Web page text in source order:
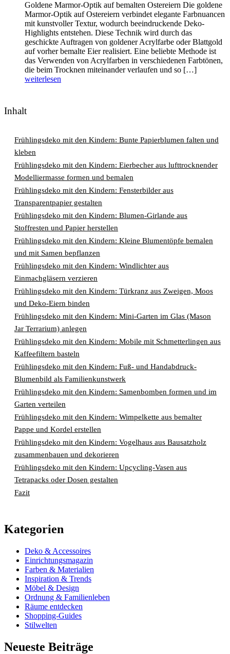
Goldene Marmor-Optik auf bemalten Ostereiern Die goldene
Marmor-Optik auf Ostereiern verbindet elegante Farbnuancen
mit kunstvoller Textur, wodurch beeindruckende Deko-
Highlights entstehen. Diese Technik wird durch das
geschickte Auftragen von goldener Acrylfarbe oder Blattgold
auf vorher bemalte Eier realisiert. Eine beliebte Methode ist
das Verwenden von Acrylfarben in verschiedenen Farbtönen,
die beim Trocknen miteinander verlaufen und so […]
weiterlesen
Inhalt
Frühlingsdeko mit den Kindern: Bunte Papierblumen falten und
kleben
Frühlingsdeko mit den Kindern: Eierbecher aus lufttrocknender
Modelliermasse formen und bemalen
Frühlingsdeko mit den Kindern: Fensterbilder aus
Transparentpapier gestalten
Frühlingsdeko mit den Kindern: Blumen-Girlande aus
Stoffresten und Papier herstellen
Frühlingsdeko mit den Kindern: Kleine Blumentöpfe bemalen
und mit Samen bepflanzen
Frühlingsdeko mit den Kindern: Windlichter aus
Einmachgläsern verzieren
Frühlingsdeko mit den Kindern: Türkranz aus Zweigen, Moos
und Deko-Eiern binden
Frühlingsdeko mit den Kindern: Mini-Garten im Glas (Mason
Jar Terrarium) anlegen
Frühlingsdeko mit den Kindern: Mobile mit Schmetterlingen aus
Kaffeefiltern basteln
Frühlingsdeko mit den Kindern: Fuß- und Handabdruck-
Blumenbild als Familienkunstwerk
Frühlingsdeko mit den Kindern: Samenbomben formen und im
Garten verteilen
Frühlingsdeko mit den Kindern: Wimpelkette aus bemalter
Pappe und Kordel erstellen
Frühlingsdeko mit den Kindern: Vogelhaus aus Bausatzholz
zusammenbauen und dekorieren
Frühlingsdeko mit den Kindern: Upcycling-Vasen aus
Tetrapacks oder Dosen gestalten
Fazit
Kategorien
Deko & Accessoires
Einrichtungsmagazin
Farben & Materialien
Inspiration & Trends
Möbel & Design
Ordnung & Familienleben
Räume entdecken
Shopping-Guides
Stilwelten
Neueste Beiträge